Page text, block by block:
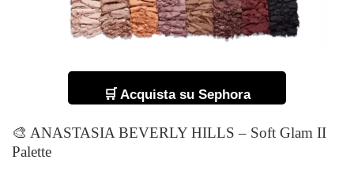
🛒 Acquista su Sephora
🎨 ANASTASIA BEVERLY HILLS – Soft Glam II
Palette